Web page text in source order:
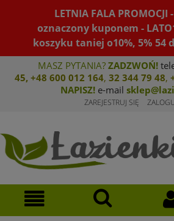
LETNIA FALA
oznaczony kuponem -
koszyku taniej o10%, 5% 54
MASZ PYTANIA? ZADZWOŃ!
45, +48 600 012 164, 32 344 79 48,
NAPISZ! e-mail
ZAREJESTRUJ SIĘ